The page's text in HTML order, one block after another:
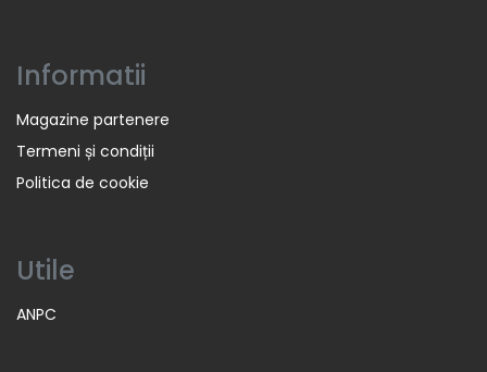
Informatii
Magazine partenere
Termeni și condiții
Politica de cookie
Utile
ANPC